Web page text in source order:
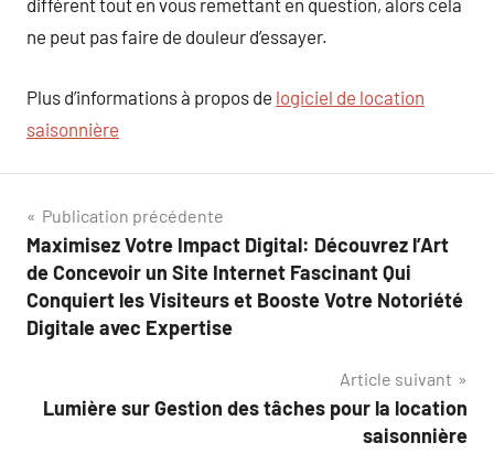
différent tout en vous remettant en question, alors cela
ne peut pas faire de douleur d’essayer.
Plus d’informations à propos de logiciel de location
saisonnière
Navigation
de
l’article
Publication précédente
Maximisez Votre Impact Digital: Découvrez l’Art
de Concevoir un Site Internet Fascinant Qui
Conquiert les Visiteurs et Booste Votre Notoriété
Digitale avec Expertise
Article suivant
Lumière sur Gestion des tâches pour la location
saisonnière